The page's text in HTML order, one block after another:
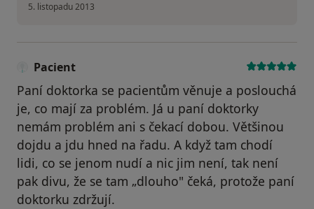
5. listopadu 2013
Pacient
Paní doktorka se pacientům věnuje a poslouchá
je, co mají za problém. Já u paní doktorky
nemám problém ani s čekací dobou. Většinou
dojdu a jdu hned na řadu. A když tam chodí
lidi, co se jenom nudí a nic jim není, tak není
pak divu, že se tam „dlouho" čeká, protože paní
doktorku zdržují.